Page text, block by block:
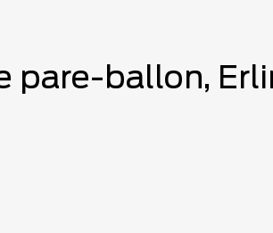
pare-ballon,